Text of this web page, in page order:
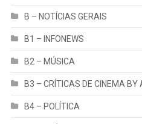
B – NOTÍCIAS GERAIS
B1 – INFONEWS
B2 – MÚSICA
B3 – CRÍTICAS DE CINEMA BY
B4 – POLÍTICA